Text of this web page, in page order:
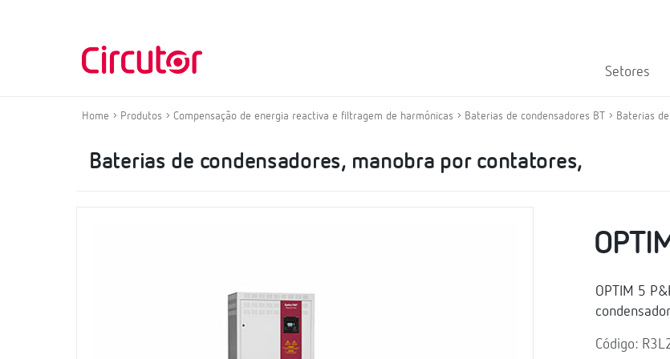
Setores
Home Produtos Compensação de energia reactiva e filtragem de harmónicas Baterias de condensadores BT Baterias
Baterias de condensadores, manobra por contatores,
OPTIM 5
Código: